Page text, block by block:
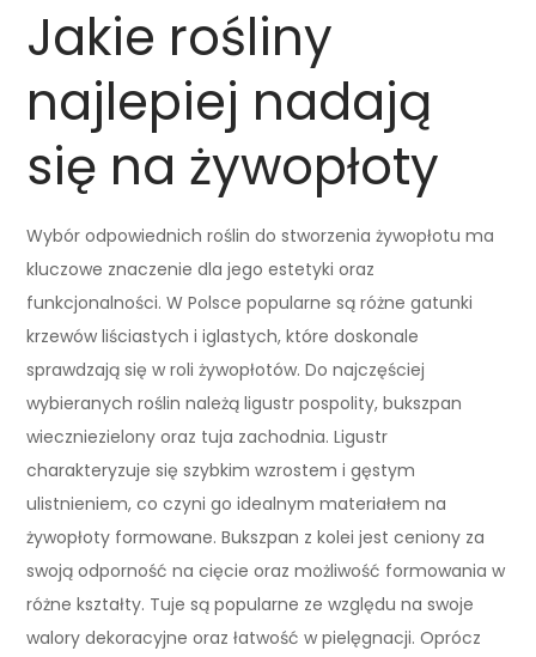
Jakie rośliny
najlepiej nadają
się na żywopłoty
Wybór odpowiednich roślin do stworzenia żywopłotu ma
kluczowe znaczenie dla jego estetyki oraz
funkcjonalności. W Polsce popularne są różne gatunki
krzewów liściastych i iglastych, które doskonale
sprawdzają się w roli żywopłotów. Do najczęściej
wybieranych roślin należą ligustr pospolity, bukszpan
wieczniezielony oraz tuja zachodnia. Ligustr
charakteryzuje się szybkim wzrostem i gęstym
ulistnieniem, co czyni go idealnym materiałem na
żywopłoty formowane. Bukszpan z kolei jest ceniony za
swoją odporność na cięcie oraz możliwość formowania w
różne kształty. Tuje są popularne ze względu na swoje
walory dekoracyjne oraz łatwość w pielęgnacji. Oprócz